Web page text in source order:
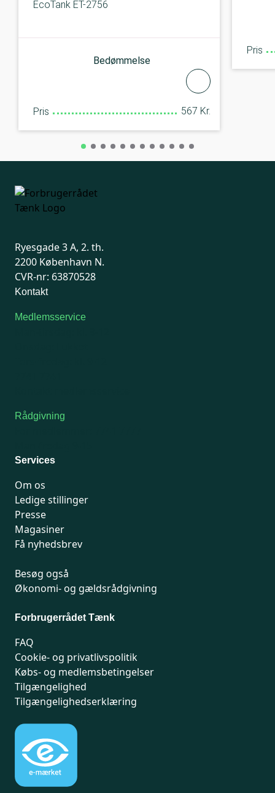
EcoTank ET-2756
Bedømmelse
Pris 567 Kr.
Pris
Ryesgade 3 A, 2. th.
2200 København N.
CVR-nr: 63870528
Kontakt
Medlemsservice
Rådgivning
Services
Om os
Ledige stillinger
Presse
Magasiner
Få nyhedsbrev
Besøg også
Økonomi- og gældsrådgivning
Forbrugerrådet Tænk
FAQ
Cookie- og privatlivspolitik
Købs- og medlemsbetingelser
Tilgængelighed
Tilgængelighedserklæring